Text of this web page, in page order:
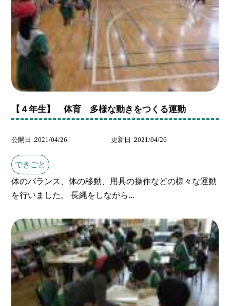
【４年生】 体育 多様な動きをつくる運動
公開日 2021/04/26 更新日 2021/04/26
できごと
体のバランス、体の移動、用具の操作などの様々な運動
を行いました。 長縄をしながら...